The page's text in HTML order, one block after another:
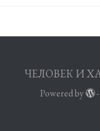
ЧЕЛОВЕК И
Powered by -